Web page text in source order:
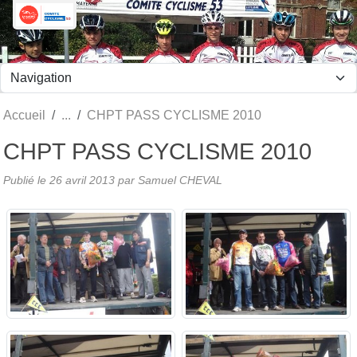
Accueil CHPT PASS CYCLISME 2010
CHPT PASS CYCLISME 2010
Publié le 26 avril 2013 par Samuel CHEVAL
Panneau de gestion des cookies